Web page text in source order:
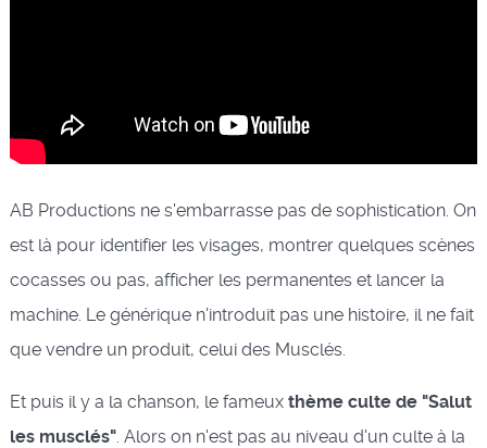
AB Productions ne s'embarrasse pas de sophistication. On
est là pour identifier les visages, montrer quelques scènes
cocasses ou pas, afficher les permanentes et lancer la
machine. Le générique n'introduit pas une histoire, il ne fait
que vendre un produit, celui des Musclés.
Et puis il y a la chanson, le fameux thème culte de "Salut
les musclés". Alors on n'est pas au niveau d'un culte à la